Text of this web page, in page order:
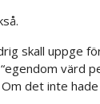
skall uppge
värd
det inte